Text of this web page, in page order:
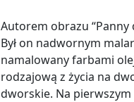
Autorem obrazu “Panny
Był on nadwornym
namalowany farbami
rodzajową z życia na
dworskie. Na